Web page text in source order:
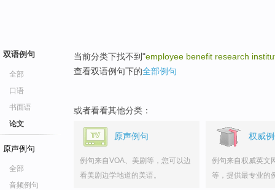
双语例句
全部
口语
书面语
论文
原声例句
全部
音频例句
当前分类下找不到"employee benefit research
查看双语例句下的全部例句
或者看看其他分类：
原声例句
例句来自VOA、美剧等，您可以边
看美剧边学地道的美语。
权威
例句来自权威英文
等，提供最专业的